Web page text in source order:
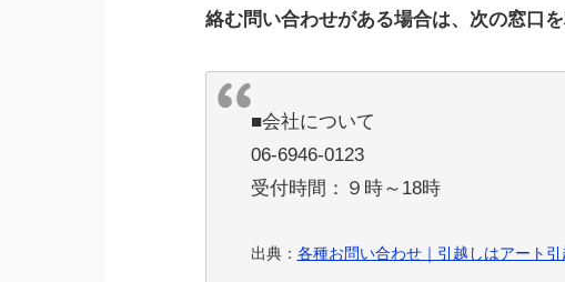
絡む問い合わせがある場合は、次の窓口を
■会社について
06-6946-0123
受付時間：９時～18時
出典： 各種お問い合わせ｜引越しはアート引